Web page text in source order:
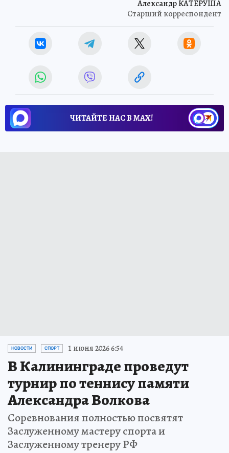
Александр КАТЕРУША
Старший корреспондент
ЧИТАЙТЕ НАС В МАХ!
НОВОСТИ СПОРТ 1 июня 2026 6:54
В Калининграде проведут
турнир по теннису памяти
Александра Волкова
Соревнования полностью посвятят
Заслуженному мастеру спорта и
Заслуженному тренеру РФ